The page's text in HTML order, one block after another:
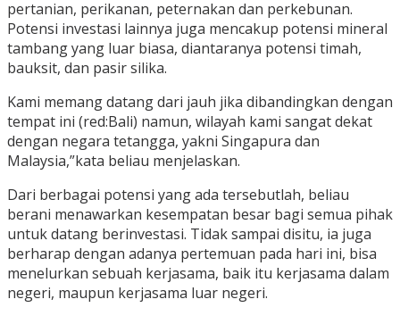
pertanian, perikanan, peternakan dan perkebunan.
Potensi investasi lainnya juga mencakup potensi mineral
tambang yang luar biasa, diantaranya potensi timah,
bauksit, dan pasir silika.
Kami memang datang dari jauh jika dibandingkan dengan
tempat ini (red:Bali) namun, wilayah kami sangat dekat
dengan negara tetangga, yakni Singapura dan
Malaysia,”kata beliau menjelaskan.
Dari berbagai potensi yang ada tersebutlah, beliau
berani menawarkan kesempatan besar bagi semua pihak
untuk datang berinvestasi. Tidak sampai disitu, ia juga
berharap dengan adanya pertemuan pada hari ini, bisa
menelurkan sebuah kerjasama, baik itu kerjasama dalam
negeri, maupun kerjasama luar negeri.